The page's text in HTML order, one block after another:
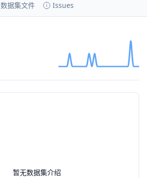
数据集文件 Issues
暂无数据集介绍